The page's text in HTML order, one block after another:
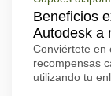
Beneficios
Autodesk a
Conviértete en
recompensas
utilizando tu